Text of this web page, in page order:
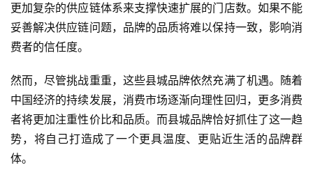
更加复杂的供应链体系来支撑快速扩展的门店数。如果不能
妥善解决供应链问题，品牌的品质将难以保持一致，影响消
费者的信任度。
然而，尽管挑战重重，这些县城品牌依然充满了机遇。随着
中国经济的持续发展，消费市场逐渐向理性回归，更多消费
者将更加注重性价比和品质。而县城品牌恰好抓住了这一趋
势，将自己打造成了一个更具温度、更贴近生活的品牌群
体。